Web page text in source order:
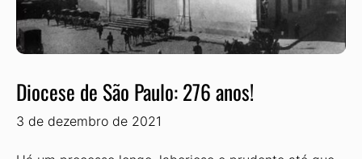
Diocese de São Paulo: 276 anos!
3 de dezembro de 2021